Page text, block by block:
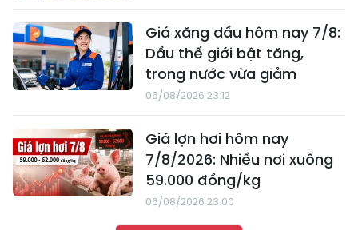
Giá xăng dầu hôm nay 7/8:
Dầu thế giới bật tăng,
trong nước vừa giảm
06/08/2026 23:12
Giá lợn hơi hôm nay
7/8/2026: Nhiều nơi xuống
59.000 đồng/kg
06/08/2026 23:00